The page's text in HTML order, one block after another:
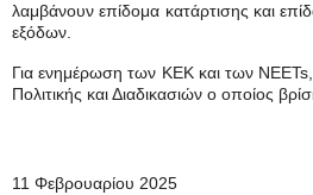
λαμβάνουν επίδομα κατάρτισης και
εξόδων.
Για ενημέρωση των ΚΕΚ και των NEETs
Πολιτικής και Διαδικασιών ο οποίος
11 Φεβρουαρίου 2025